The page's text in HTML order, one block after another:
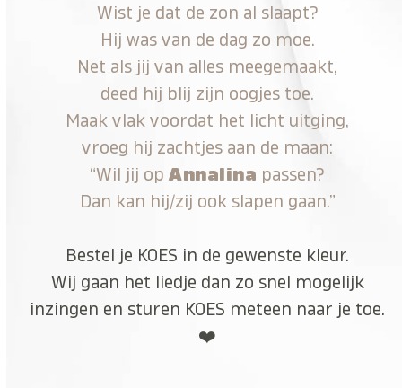
Wist je dat de zon al slaapt?
Hij was van de dag zo moe.
Net als jij van alles meegemaakt,
deed hij blij zijn oogjes toe.
Maak vlak voordat het licht uitging,
vroeg hij zachtjes aan de maan:
“Wil jij opAnnalina passen?
Dan kan hij/zij ook slapen gaan.”
Bestel je KOES in de gewenste kleur.
Wij gaan het liedje dan zo snel mogelijk
inzingen en sturen KOES meteen naar je toe.
❤️